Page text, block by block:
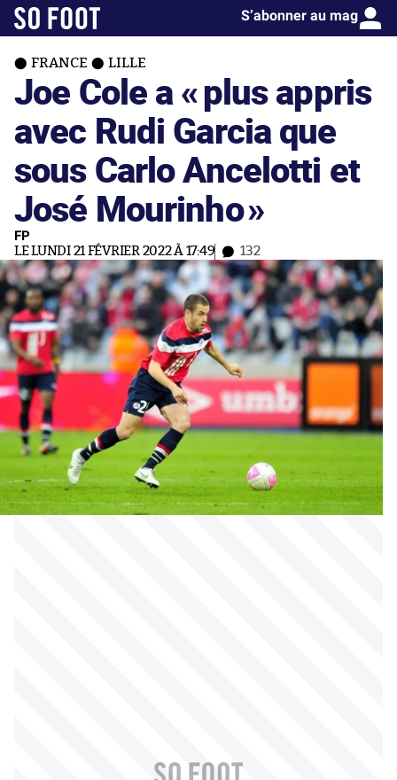
S’abonner au mag
FRANCE LILLE
Joe Cole a «plus appris
avec Rudi Garcia que
sous Carlo Ancelotti et
José Mourinho»
FP
LE LUNDI 21 FÉVRIER 2022 À 17:49 132